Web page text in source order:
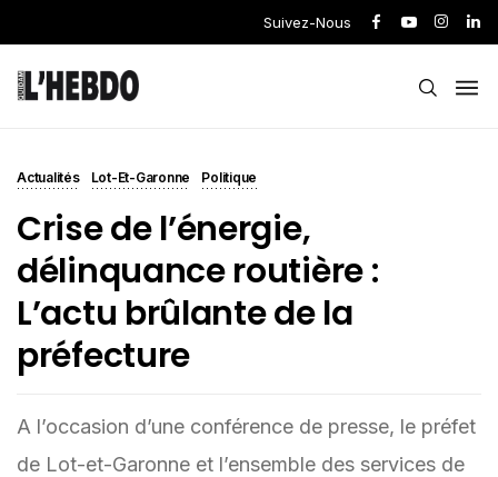
Suivez-Nous
Actualités Lot-Et-Garonne Politique
Crise de l’énergie,
délinquance routière :
L’actu brûlante de la
préfecture
A l’occasion d’une conférence de presse, le préfet
de Lot-et-Garonne et l’ensemble des services de